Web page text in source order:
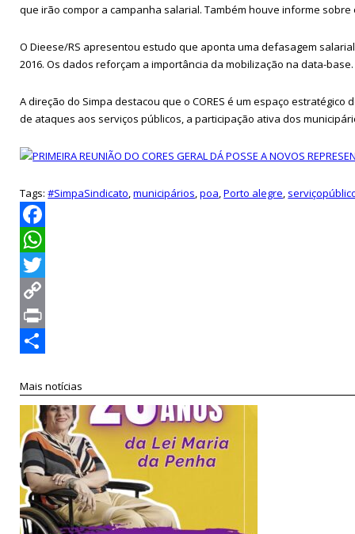
que irão compor a campanha salarial. Também houve informe
O Dieese/RS apresentou estudo que aponta uma defasagem
2016. Os dados reforçam a importância da mobilização na data-base.
A direção do Simpa destacou que o CORES é um espaço
de ataques aos serviços públicos, a participação ativa dos
Tags:#SimpaSindicato,municipários,poa,Porto alegre,
Facebook
WhatsApp
Twitter
Copy
Link
Print
Mais notícias